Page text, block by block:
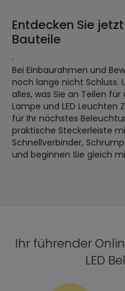
Entdecken Sie
Bauteile
.
Bei Einbaurahmen und
noch lange nicht Schluss.
alles, was Sie an Teilen
Lampe und LED Leuchten
für Ihr nächstes
praktische Steckerleiste
Schnellverbinder,
und beginnen Sie gleich
Ihr führender
LED